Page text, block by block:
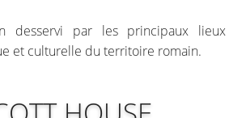
desservi par les principaux lieux
et culturelle du territoire romain.